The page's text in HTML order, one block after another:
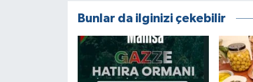
Bunlar da ilginizi çekebilir